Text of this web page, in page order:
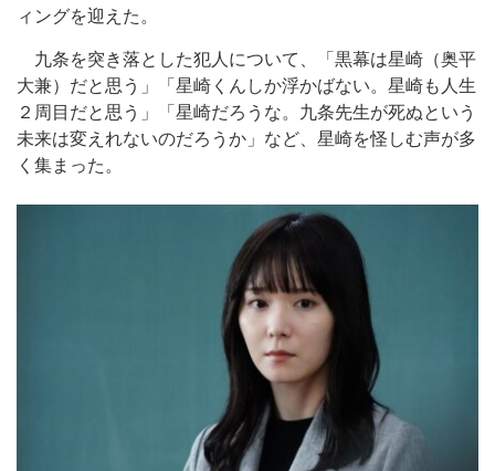
ィングを迎えた。
九条を突き落とした犯人について、「黒幕は星崎（奥平
大兼）だと思う」「星崎くんしか浮かばない。星崎も人生
２周目だと思う」「星崎だろうな。九条先生が死ぬという
未来は変えれないのだろうか」など、星崎を怪しむ声が多
く集まった。